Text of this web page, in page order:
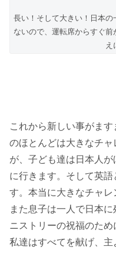
長い！そして大きい！日本
ないので、運転席からすぐ
え
これから新しい事がま
のほとんどは大きなチ
が、子ども達は日本人
に行きます。そして英
す。本当に大きなチャレ
また息子は一人で日本
ニストリーの祝福のため
私達はすべてを献げ、主